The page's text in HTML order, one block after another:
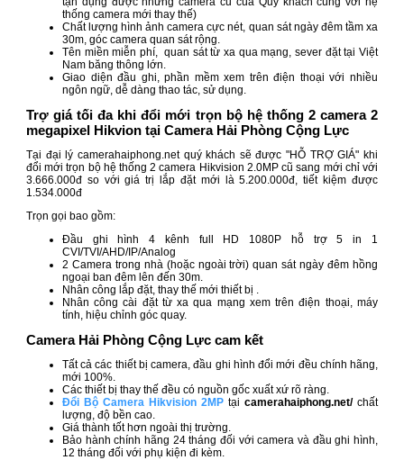
thống camera mới thay thế)
Chất lượng hình ảnh camera cực nét, quan sát ngày đêm tầm xa
30m, góc camera quan sát rộng.
Tên miền miễn phí, quan sát từ xa qua mạng, sever đặt tại Việt
Nam băng thông lớn.
Giao diện đầu ghi, phần mềm xem trên điện thoại với nhiều
ngôn ngữ, dễ dàng thao tác, sử dụng.
Trợ giá tối đa khi đổi mới trọn bộ hệ thống 2 camera 2
megapixel Hikvion tại Camera Hải Phòng Cộng Lực
Tại đại lý camerahaiphong.net quý khách sẽ được "HỖ TRỢ GIÁ" khi
đổi mới trọn bộ hệ thống 2 camera Hikvision 2.0MP cũ sang mới chỉ với
3.666.000đ so với giá trị lắp đặt mới là 5.200.000đ, tiết kiệm được
1.534.000đ
Trọn gọi bao gồm:
Đầu ghi hình 4 kênh full HD 1080P hỗ trợ 5 in 1
CVI/TVI/AHD/IP/Analog
2 Camera trong nhà (hoặc ngoài trời) quan sát ngày đêm hồng
ngoại ban đêm lên đến 30m.
Nhân công lắp đặt, thay thế mới thiết bị .
Nhân công cài đặt từ xa qua mạng xem trên điện thoại, máy
tính, hiệu chỉnh góc quay.
Camera Hải Phòng Cộng Lực cam kết
Tất cả các thiết bị camera, đầu ghi hình đổi mới đều chính hãng,
mới 100%.
Các thiết bị thay thế đều có nguồn gốc xuất xứ rõ ràng.
Đổi Bộ Camera Hikvision 2MPtại camerahaiphong.net/chất
lượng, độ bền cao.
Giá thành tốt hơn ngoài thị trường.
Bảo hành chính hãng 24 tháng đối với camera và đầu ghi hình,
12 tháng đối với phụ kiện đi kèm.